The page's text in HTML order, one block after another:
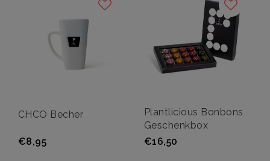
CHCO Becher
€8,95
Plantlicious Bonbons
Geschenkbox
€16,50